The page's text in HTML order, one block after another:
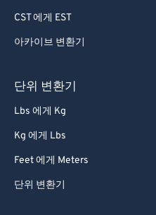
CST 에게 EST
아카이브 변환기
단위 변환기
Lbs 에게 Kg
Kg 에게 Lbs
Feet 에게 Meters
단위 변환기